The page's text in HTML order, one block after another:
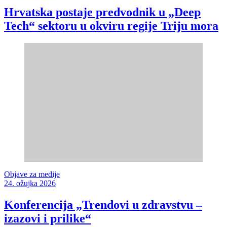
Hrvatska postaje predvodnik u „Deep
Tech“ sektoru u okviru regije Triju mora
Objave za medije
24. ožujka 2026
Konferencija „Trendovi u zdravstvu –
izazovi i prilike“